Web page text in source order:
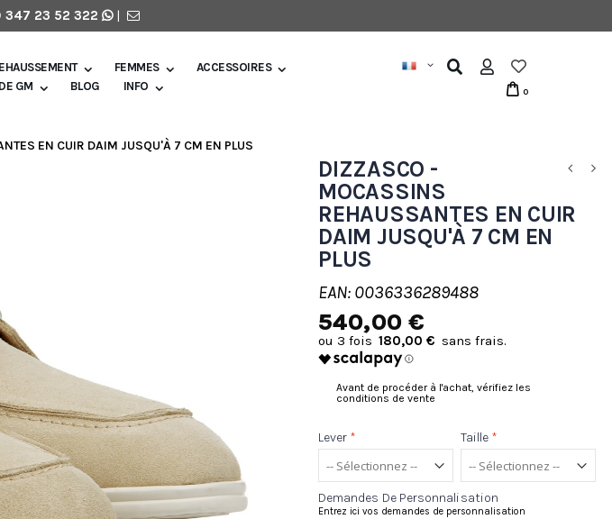
347 23 52 322 |
FEMMES
ACCESSOIRES
GM BLOG INFO 0
EN CUIR DAIM JUSQU'À 7 CM EN PLUS
DIZZASCO -
MOCASSINS
REHAUSSANTES EN CUIR
DAIM JUSQU'À 7 CM EN
PLUS
EAN: 0036336289488
540,00 €
180,00 €
Avant de procéder à l'achat, vérifiez les
conditions de vente
Lever * Taille *
Demandes De Personnalisation
Entrez ici vos demandes de personnalisation